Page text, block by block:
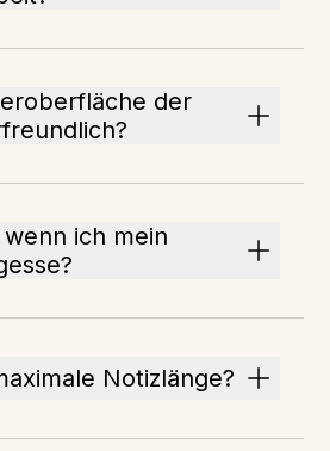
der
ich mein
Notizlänge?